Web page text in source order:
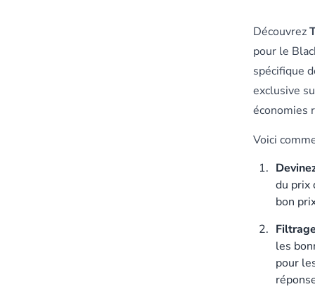
Découvrez
pour le
spécifique
exclusive
économies
Voici
du prix
bon
les
pour